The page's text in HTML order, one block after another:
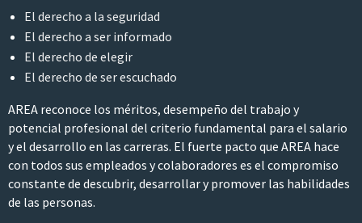
El derecho a la seguridad
El derecho a ser informado
El derecho de elegir
El derecho de ser escuchado
AREA reconoce los méritos, desempeño del trabajo y
potencial profesional del criterio fundamental para el salario
y el desarrollo en las carreras. El fuerte pacto que AREA hace
con todos sus empleados y colaboradores es el compromiso
constante de descubrir, desarrollar y promover las habilidades
de las personas.